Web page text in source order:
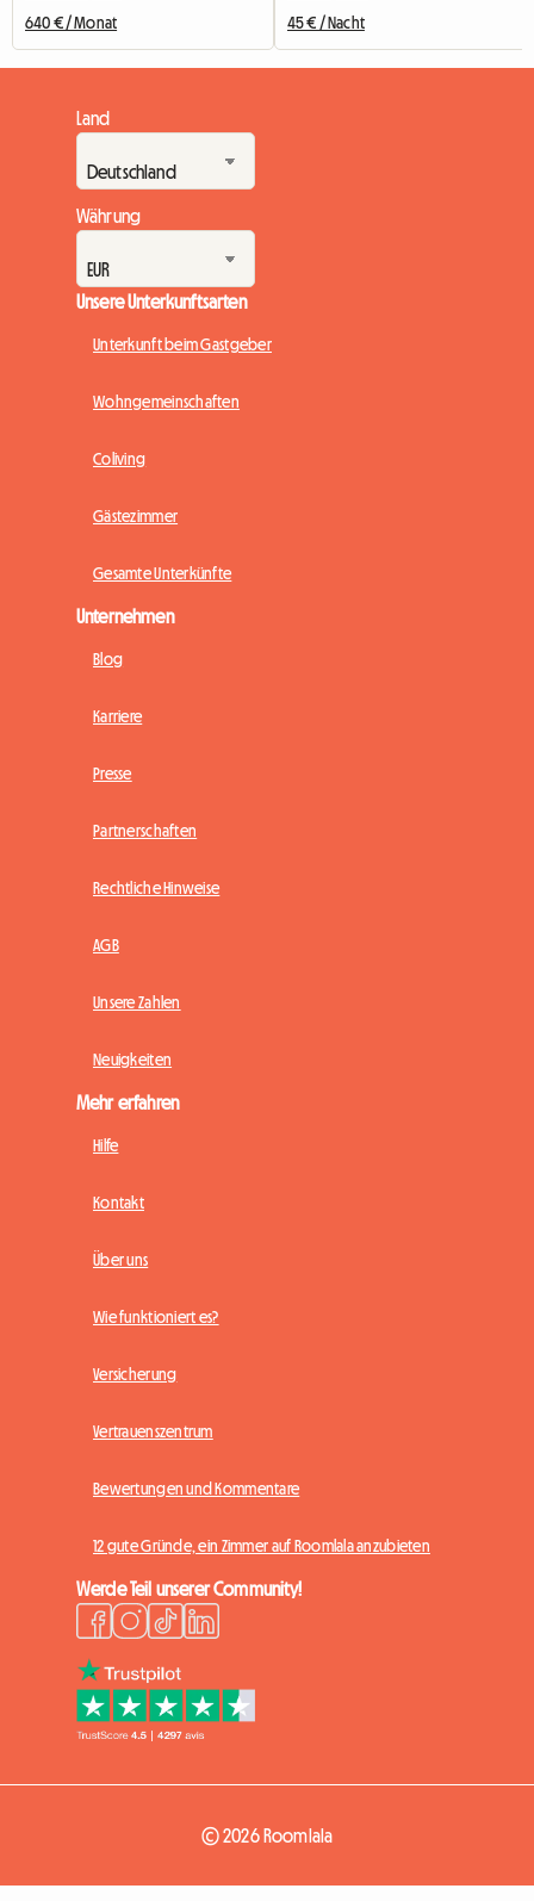
640 € / Monat 45 € / Nacht
Land
Währung
Unsere Unterkunftsarten
Unterkunft beim Gastgeber
Wohngemeinschaften
Coliving
Gästezimmer
Gesamte Unterkünfte
Unternehmen
Blog
Karriere
Presse
Partnerschaften
Rechtliche Hinweise
AGB
Unsere Zahlen
Neuigkeiten
Mehr erfahren
Hilfe
Kontakt
Über uns
Wie funktioniert es?
Versicherung
Vertrauenszentrum
Bewertungen und Kommentare
12 gute Gründe, ein Zimmer auf Roomlala anzubieten
Werde Teil unserer Community!
© 2026 Roomlala